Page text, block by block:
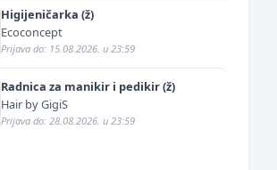
Higijeničarka (ž)
Ecoconcept
Prijava do: 15.08.2026. u 23:59
Radnica za manikir i pedikir (ž)
Hair by GigiS
Prijava do: 28.08.2026. u 23:59